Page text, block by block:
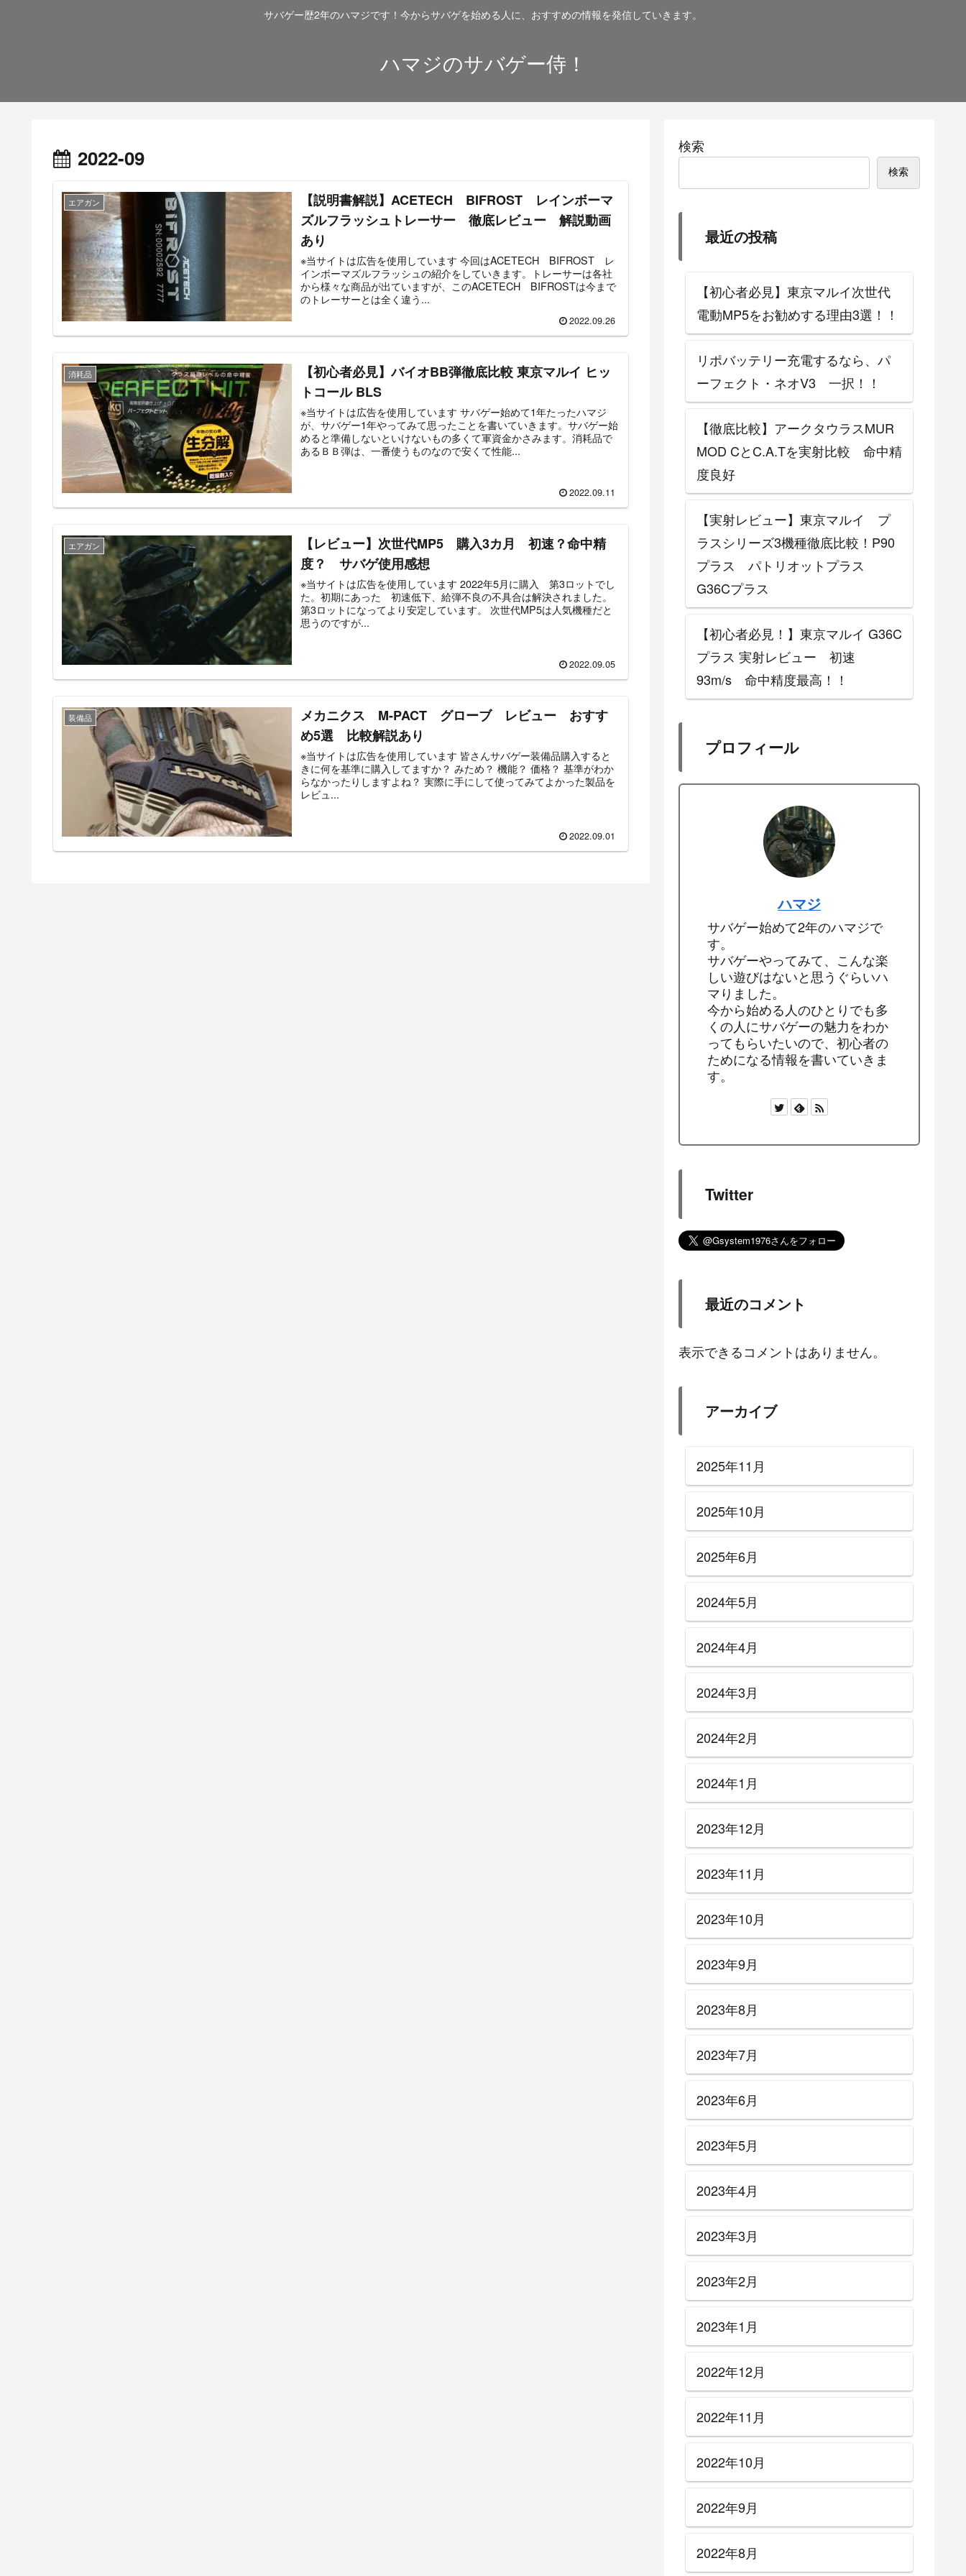
サバゲー歴2年のハマジです！今からサバゲを始める人に、おすすめの情報を発信していきます。
ハマジのサバゲー侍！
2022-09
エアガン
【説明書解説】ACETECH BIFROST レインボーマ
ズルフラッシュトレーサー 徹底レビュー 解説動画
あり
※当サイトは広告を使用しています 今回はACETECH BIFROST レ
インボーマズルフラッシュの紹介をしていきます。トレーサーは各社
から様々な商品が出ていますが、このACETECH BIFROSTは今まで
のトレーサーとは全く違う...
2022.09.26
消耗品
【初心者必見】バイオBB弾徹底比較 東京マルイ ヒッ
トコール BLS
※当サイトは広告を使用しています サバゲー始めて1年たったハマジ
が、サバゲー1年やってみて思ったことを書いていきます。サバゲー始
めると準備しないといけないもの多くて軍資金かさみます。消耗品で
あるＢＢ弾は、一番使うものなので安くて性能...
2022.09.11
エアガン
【レビュー】次世代MP5 購入3カ月 初速？命中精
度？ サバゲ使用感想
※当サイトは広告を使用しています 2022年5月に購入 第3ロットでし
た。初期にあった 初速低下、給弾不良の不具合は解決されました。
第3ロットになってより安定しています。 次世代MP5は人気機種だと
思うのですが...
2022.09.05
装備品
メカニクス M-PACT グローブ レビュー おすす
め5選 比較解説あり
※当サイトは広告を使用しています 皆さんサバゲー装備品購入すると
きに何を基準に購入してますか？ みため？ 機能？ 価格？ 基準がわか
らなかったりしますよね？ 実際に手にして使ってみてよかった製品を
レビュ...
2022.09.01
検索
検索
最近の投稿
【初心者必見】東京マルイ次世代
電動MP5をお勧めする理由3選！！
リポバッテリー充電するなら、パ
ーフェクト・ネオV3 一択！！
【徹底比較】アークタウラスMUR
MOD CとC.A.Tを実射比較 命中精
度良好
【実射レビュー】東京マルイ プ
ラスシリーズ3機種徹底比較！P90
プラス パトリオットプラス
G36Cプラス
【初心者必見！】東京マルイ G36C
プラス 実射レビュー 初速
93m/s 命中精度最高！！
プロフィール
ハマジ
サバゲー始めて2年のハマジで
す。
サバゲーやってみて、こんな楽
しい遊びはないと思うぐらいハ
マりました。
今から始める人のひとりでも多
くの人にサバゲーの魅力をわか
ってもらいたいので、初心者の
ためになる情報を書いていきま
す。
Twitter
最近のコメント
表示できるコメントはありません。
アーカイブ
2025年11月
2025年10月
2025年6月
2024年5月
2024年4月
2024年3月
2024年2月
2024年1月
2023年12月
2023年11月
2023年10月
2023年9月
2023年8月
2023年7月
2023年6月
2023年5月
2023年4月
2023年3月
2023年2月
2023年1月
2022年12月
2022年11月
2022年10月
2022年9月
2022年8月